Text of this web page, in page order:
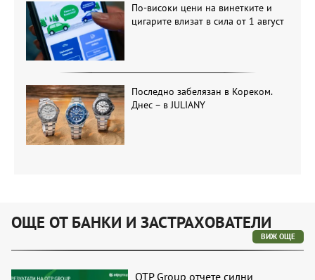
По-високи цени на винетките и
цигарите влизат в сила от 1 август
Последно забелязан в Кореком.
Днес – в JULIANY
ОЩЕ ОТ БАНКИ И ЗАСТРАХОВАТЕЛИ
ВИЖ ОЩЕ
OTP Group отчете силни